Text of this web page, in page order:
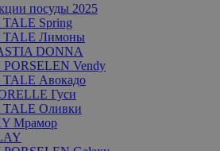
посуды 2025
TALE Spring
TALE Лимоны
DONNA
Vendy
TALE Авокадо
Гуси
TALE Оливки
Мрамор